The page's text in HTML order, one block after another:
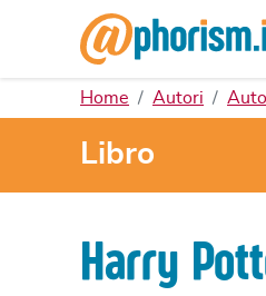
Home Autori
Libro
Harry